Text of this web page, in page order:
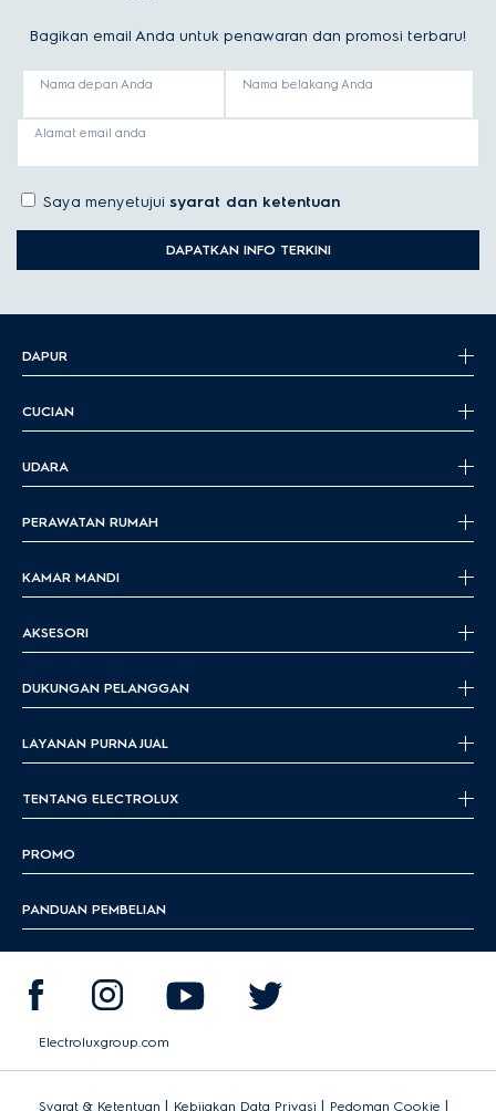
Bagikan email Anda untuk penawaran dan promosi terbaru!
Nama depan Anda Nama belakang Anda
Alamat email anda
Saya menyetujui syarat dan ketentuan
DAPATKAN INFO TERKINI
DAPUR
CUCIAN
UDARA
PERAWATAN RUMAH
KAMAR MANDI
AKSESORI
DUKUNGAN PELANGGAN
LAYANAN PURNA JUAL
TENTANG ELECTROLUX
PROMO
PANDUAN PEMBELIAN
Electroluxgroup.com
Syarat & Ketentuan | Kebijakan Data Privasi | Pedoman Cookie |